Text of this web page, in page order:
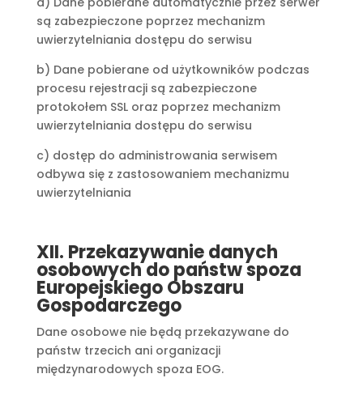
są zabezpieczone poprzez mechanizm
uwierzytelniania dostępu do serwisu
b) Dane pobierane od użytkowników podczas
procesu rejestracji są zabezpieczone
protokołem SSL oraz poprzez mechanizm
uwierzytelniania dostępu do serwisu
c) dostęp do administrowania serwisem
odbywa się z zastosowaniem mechanizmu
uwierzytelniania
XII. Przekazywanie danych
osobowych do państw spoza
Europejskiego Obszaru
Gospodarczego
Dane osobowe nie będą przekazywane do
państw trzecich ani organizacji
międzynarodowych spoza EOG.